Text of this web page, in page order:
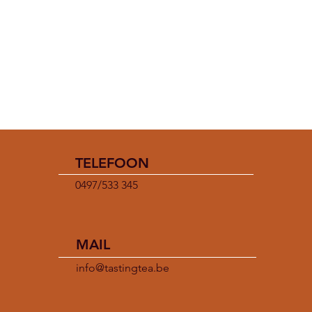
TELEFOON
0497/533 345
MAIL
info@tastingtea.be